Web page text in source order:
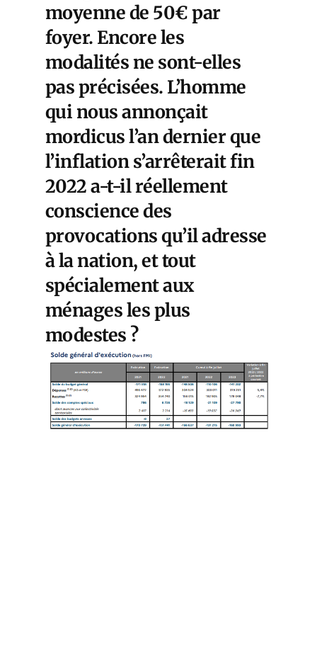
moyenne de 50€ par
foyer. Encore les
modalités ne sont-elles
pas précisées. L’homme
qui nous annonçait
mordicus l’an dernier que
l’inflation s’arrêterait fin
2022 a-t-il réellement
conscience des
provocations qu’il adresse
à la nation, et tout
spécialement aux
ménages les plus
modestes ?